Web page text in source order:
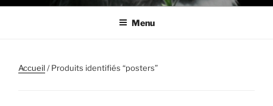
Menu
Accueil/ Produits identifiés “posters”